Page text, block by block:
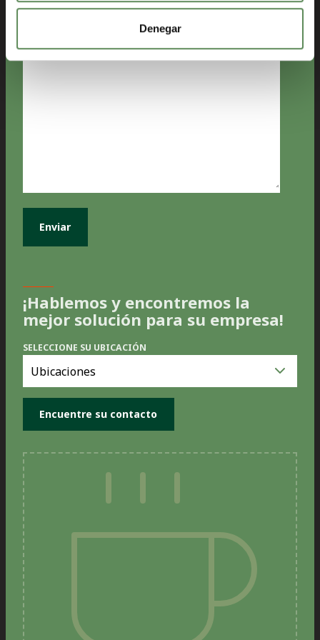
Denegar
¡Hablemos y encontremos la
mejor solución para su empresa!
SELECCIONE SU UBICACIÓN
su
ubicación
(Obligatorio)
Message